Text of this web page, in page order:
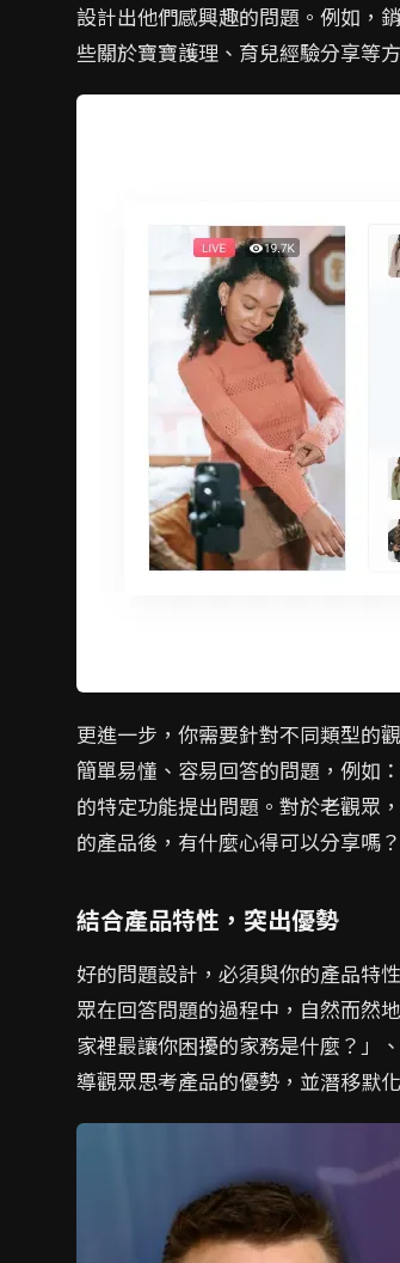
設計出他們感興趣的問題。例如，
些關於寶寶護理、育兒經驗分享等
更進一步，你需要針對不同類型的
簡單易懂、容易回答的問題，例如
的特定功能提出問題。對於老觀眾
的產品後，有什麼心得可以分享嗎
結合產品特性，突出優勢
好的問題設計，必須與你的產品特
眾在回答問題的過程中，自然而然
家裡最讓你困擾的家務是什麼？」
導觀眾思考產品的優勢，並潛移默